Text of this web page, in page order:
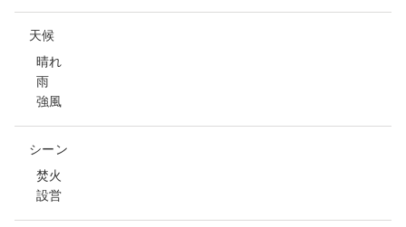
天候
晴れ
雨
強風
シーン
焚火
設営